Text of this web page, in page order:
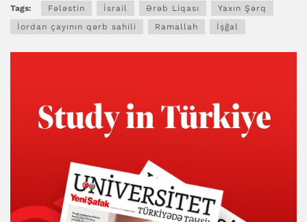
Tags: Fələstin İsrail Ərəb Liqası
Yaxın Şərq
İordan çayının qərb sahili
Ramallah İşğal